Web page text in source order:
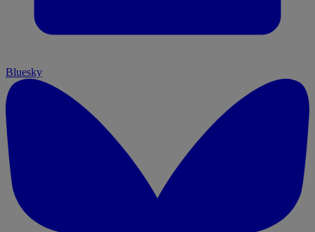
Bluesky